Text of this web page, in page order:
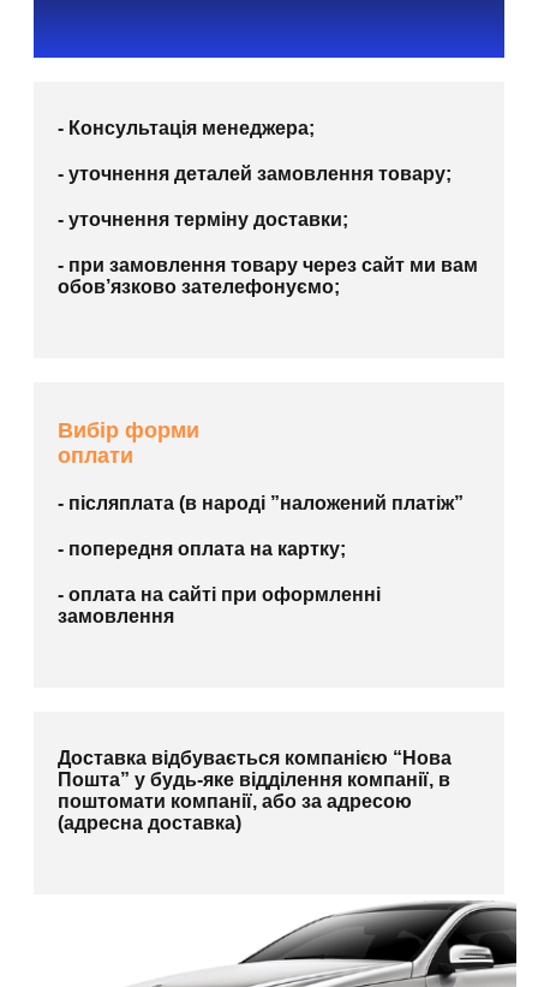
- Консультація менеджера;
- уточнення деталей замовлення товару;
- уточнення терміну доставки;
- при замовлення товару через сайт ми вам
обов’язково зателефонуємо;
Вибір форми
оплати
- післяплата (в народі ”наложений платіж”
- попередня оплата на картку;
- оплата на сайті при оформленні
замовлення
Доставка відбувається компанією “Нова
Пошта” у будь-яке відділення компанії, в
поштомати компанії, або за адресою
(адресна доставка)